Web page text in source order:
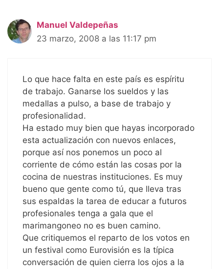
Manuel Valdepeñas
23 marzo, 2008 a las 11:17 pm
Lo que hace falta en este país es espíritu
de trabajo. Ganarse los sueldos y las
medallas a pulso, a base de trabajo y
profesionalidad.
Ha estado muy bien que hayas incorporado
esta actualización con nuevos enlaces,
porque así nos ponemos un poco al
corriente de cómo están las cosas por la
cocina de nuestras instituciones. Es muy
bueno que gente como tú, que lleva tras
sus espaldas la tarea de educar a futuros
profesionales tenga a gala que el
marimangoneo no es buen camino.
Que critiquemos el reparto de los votos en
un festival como Eurovisión es la típica
conversación de quien cierra los ojos a la